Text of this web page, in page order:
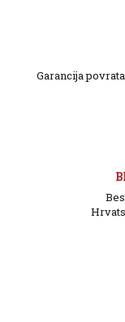
Garancija